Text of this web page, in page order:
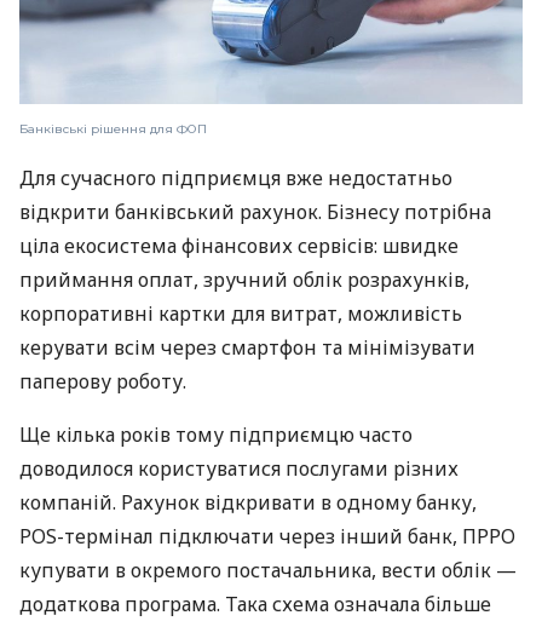
Банківські рішення для ФОП
Для сучасного підприємця вже недостатньо
відкрити банківський рахунок. Бізнесу потрібна
ціла екосистема фінансових сервісів: швидке
приймання оплат, зручний облік розрахунків,
корпоративні картки для витрат, можливість
керувати всім через смартфон та мінімізувати
паперову роботу.
Ще кілька років тому підприємцю часто
доводилося користуватися послугами різних
компаній. Рахунок відкривати в одному банку,
POS-термінал підключати через інший банк, ПРРО
купувати в окремого постачальника, вести облік —
додаткова програма. Така схема означала більше